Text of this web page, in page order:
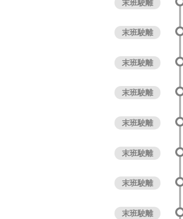
末班駛離
末班駛離
末班駛離
末班駛離
末班駛離
末班駛離
末班駛離
末班駛離